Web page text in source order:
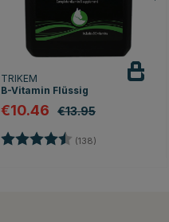
TRIKEM
B-Vitamin Flüssig
€10.46 €13.95
Bewertung: (138)